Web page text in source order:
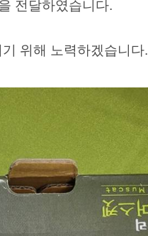
전달하였습니다.
위해 노력하겠습니다.